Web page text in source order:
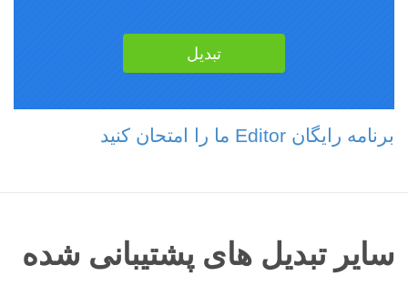
برنامه رایگان Editor ما را امتحان کنید
سایر تبدیل های پشتیبانی شده